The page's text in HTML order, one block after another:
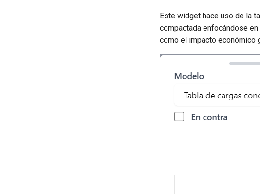
Este widget hace uso de la
compactada enfocándose
como el impacto económico